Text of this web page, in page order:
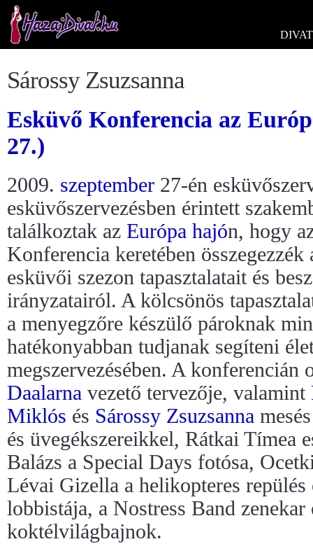
DIVAT
Sárossy Zsuzsanna
Esküvő Konferencia az
27.)
2009. szeptember 27-én
esküvőszervezésben érintett
találkoztak az Európa hajón, hogy
Konferencia keretében összegezzék
esküvői szezon tapasztalatait és
irányzatairól. A kölcsönös
a menyegzőre készülő pároknak
hatékonyabban tudjanak segíteni
megszervezésében. A
Daalarna vezető tervezője, valamint
Miklós és Sárossy Zsuzsanna
és üvegékszereikkel, Rátkai Tímea
Balázs a Special Days fotósa,
Lévai Gizella a helikopteres repülés
lobbistája, a Nostress Band zenekar
koktélvilágbajnok.